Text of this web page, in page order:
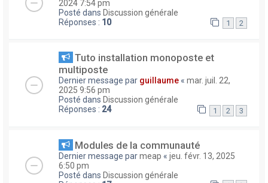
2024 7:54 pm
Posté dans Discussion générale
Réponses : 10 1 2
Tuto installation monoposte et
multiposte
Dernier message par guillaume « mar. juil. 22,
2025 9:56 pm
Posté dans Discussion générale
Réponses : 24 1 2 3
Modules de la communauté
Dernier message parmeap « jeu. févr. 13, 2025
6:50 pm
Posté dans Discussion générale